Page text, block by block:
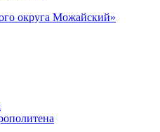
округа Можайский»